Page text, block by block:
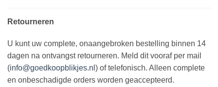
Retourneren
U kunt uw complete, onaangebroken bestelling binnen 14
dagen na ontvangst retourneren. Meld dit vooraf per mail
(info@goedkoopblikjes.nl ) of telefonisch. Alleen complete
en onbeschadigde orders worden geaccepteerd.